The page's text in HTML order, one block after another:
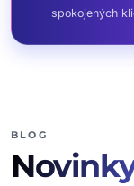
spokojených
BLOG